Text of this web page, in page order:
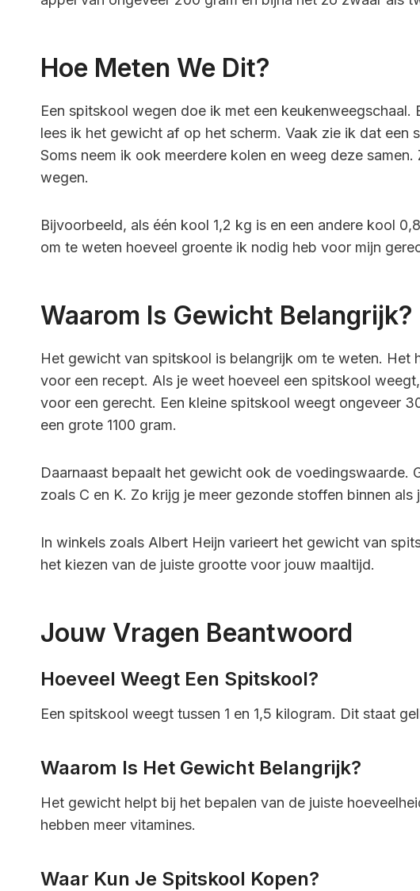
Hoe Meten We Dit?
Een spitskool wegen doe ik met een
lees ik het gewicht af op het scherm. Vaak zie ik dat een
Soms neem ik ook meerdere kolen en weeg deze
wegen.
Bijvoorbeeld, als één kool 1,2 kg is en een andere kool
om te weten hoeveel groente ik nodig heb voor mijn
Waarom Is Gewicht Belangrijk?
Het gewicht van spitskool is belangrijk om te weten. Het
voor een recept. Als je weet hoeveel een spitskool
voor een gerecht. Een kleine spitskool weegt ongeveer
een grote 1100 gram.
Daarnaast bepaalt het gewicht ook de voedingswaarde.
zoals C en K. Zo krijg je meer gezonde stoffen binnen als
In winkels zoals Albert Heijn varieert het gewicht van
het kiezen van de juiste grootte voor jouw maaltijd.
Jouw Vragen Beantwoord
Hoeveel Weegt Een Spitskool?
Een spitskool weegt tussen 1 en 1,5 kilogram. Dit staat
Waarom Is Het Gewicht Belangrijk?
Het gewicht helpt bij het bepalen van de juiste
hebben meer vitamines.
Waar Kun Je Spitskool Kopen?